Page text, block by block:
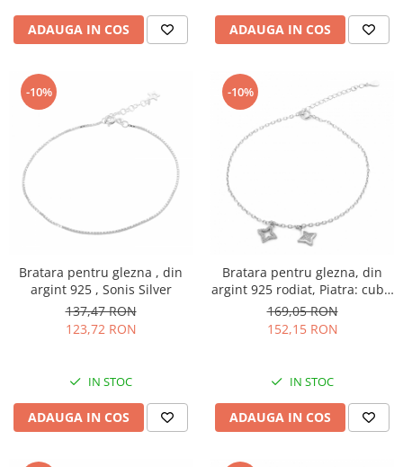
ADAUGA IN COS ADAUGA IN COS
-10%
Bratara pentru glezna , din
argint 925 , Sonis Silver
137,47 RON
123,72 RON
IN STOC
ADAUGA IN COS
-10%
Bratara pentru glezna, din
argint 925 rodiat, Piatra: cubic
zirconia, Culoare:
transparenta, Sonis Silver
169,05 RON
152,15 RON
IN STOC
ADAUGA IN COS